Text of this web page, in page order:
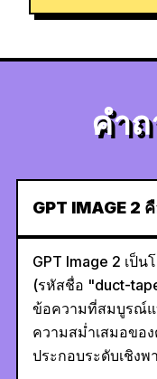
คำ
GPT IMAGE 2
GPT Image 2 เป็
(รหัสชื่อ "duct-
ข้อความที่สมบูรณ์แ
ความสม่ำเสมอขอ
ประกอบระดับเชิง